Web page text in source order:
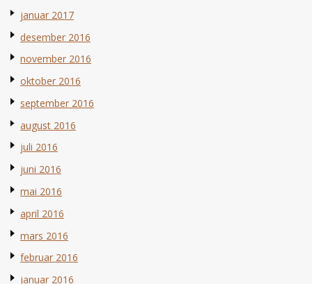
januar 2017
desember 2016
november 2016
oktober 2016
september 2016
august 2016
juli 2016
juni 2016
mai 2016
april 2016
mars 2016
februar 2016
januar 2016